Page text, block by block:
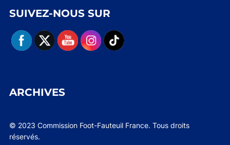
SUIVEZ-NOUS SUR
ARCHIVES
© 2023 Commission Foot-Fauteuil France. Tous droits
réservés.